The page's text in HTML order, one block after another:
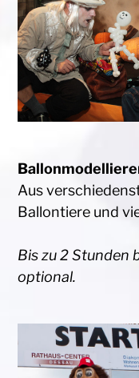
Aus
Ballontiere und
Bis zu 2 Stunden
optional.